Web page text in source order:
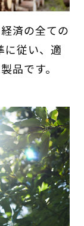
済の全ての
に従い、適
品です。